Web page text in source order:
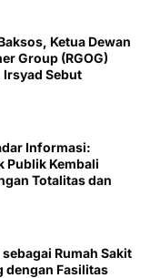
Ketua Dewan
Group (RGOG)
Irsyad Sebut
Informasi:
Publik Kembali
Totalitas dan
Rumah Sakit
dengan Fasilitas